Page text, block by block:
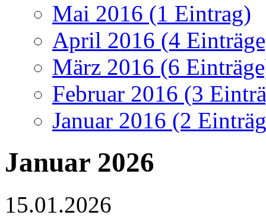
Mai 2016 (1 Eintrag)
April 2016 (4
März 2016 (6
Februar 2016 (3
Januar 2016 (2
Januar 2026
15.01.2026